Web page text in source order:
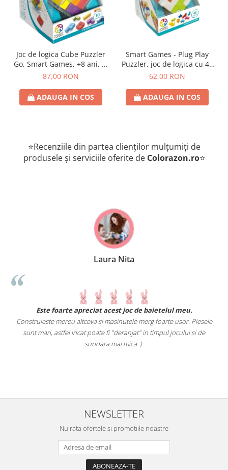
Joc de logica Cube Puzzler
Go, Smart Games, +8 ani, lb
romana
87,00 RON
ADAUGA IN COS
Smart Games - Plug Play
Puzzler, joc de logica cu 48
de provocari, 6+ ani, lb
62,00 RON
ADAUGA IN COS
⭐Recenziile din partea clienților mulțumiți de
produsele și serviciile oferite de Colorazon.ro⭐
Laura Nita
Este foarte apreciat acest joc de baietelul meu.
Construieste mereu altceva si masinutele merg foarte usor. Piesele
sunt mari, astfel incat poate fi "deranjat" in timpul jocului si de
surioara mai mica :).
NEWSLETTER
Nu rata ofertele si promotiile noastre